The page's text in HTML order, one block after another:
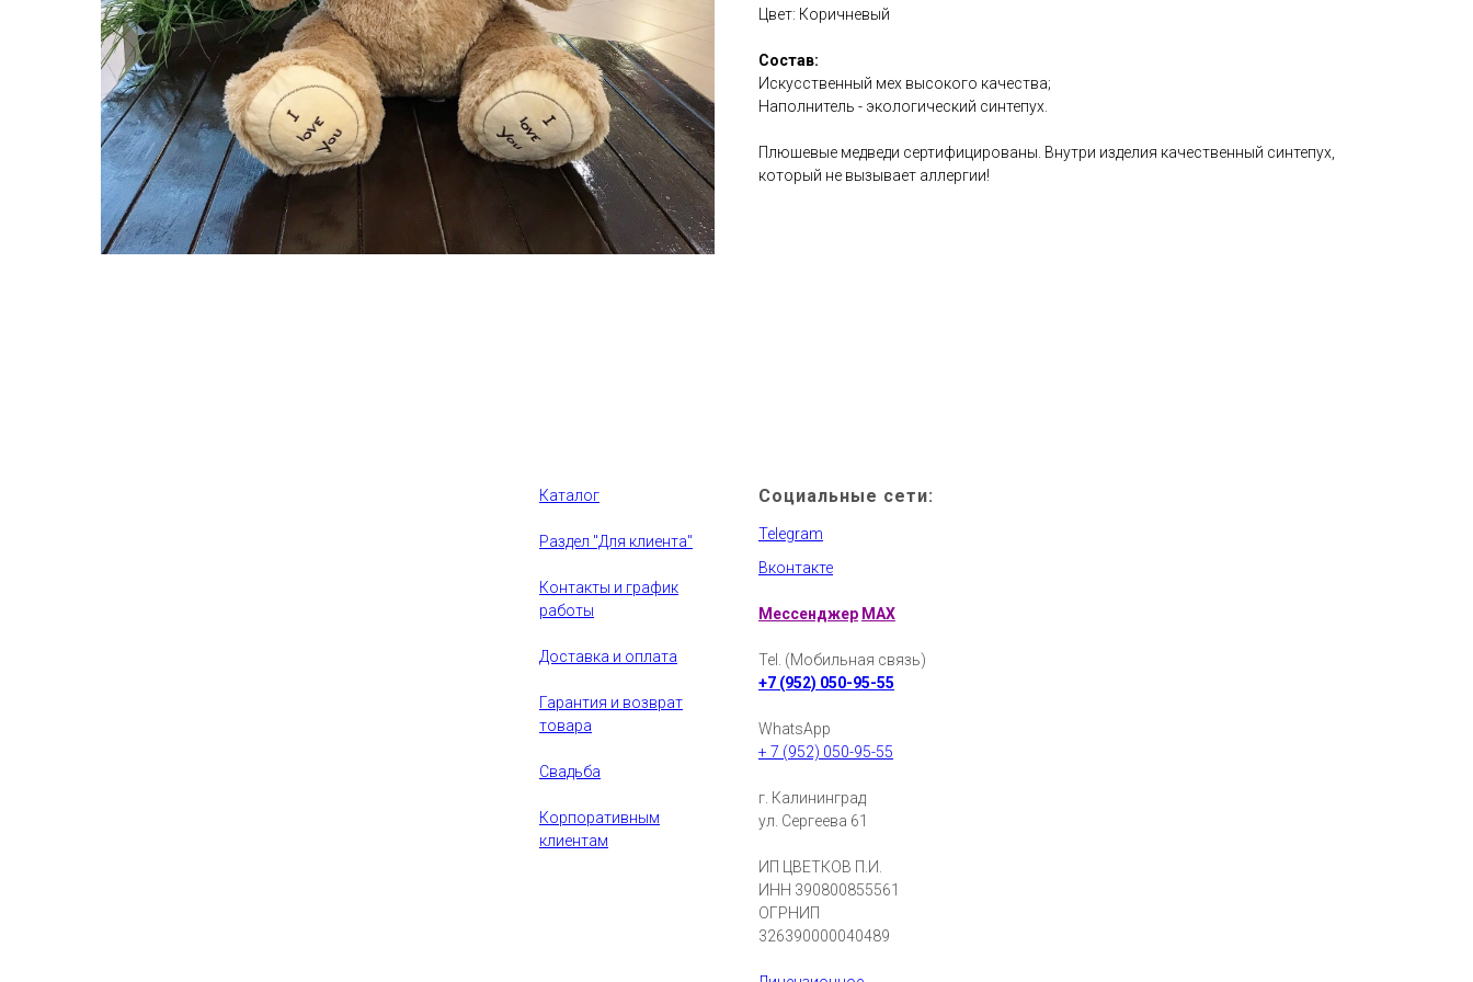
Цвет: Коричневый
Состав:
Искусственный мех высокого качества;
Наполнитель - экологический синтепух.
Плюшевые медведи сертифицированы. Внутри изделия качественный синтепух,
который не вызывает аллергии!
Каталог
Раздел "Для клиента"
Контакты и график
работы
Доставка и оплата
Гарантия и возврат
товара
Свадьба
Корпоративным
клиентам
Социальные сети:
Telegram
Вконтакте
Мессенджер MAX
Tel. (Мобильная связь)
+7 (952) 050-95-55
WhatsApp
+ 7 (952) 050-95-55
г. Калининград
ул. Сергеева 61
ИП ЦВЕТКОВ П.И.
ИНН 390800855561
ОГРНИП
326390000040489